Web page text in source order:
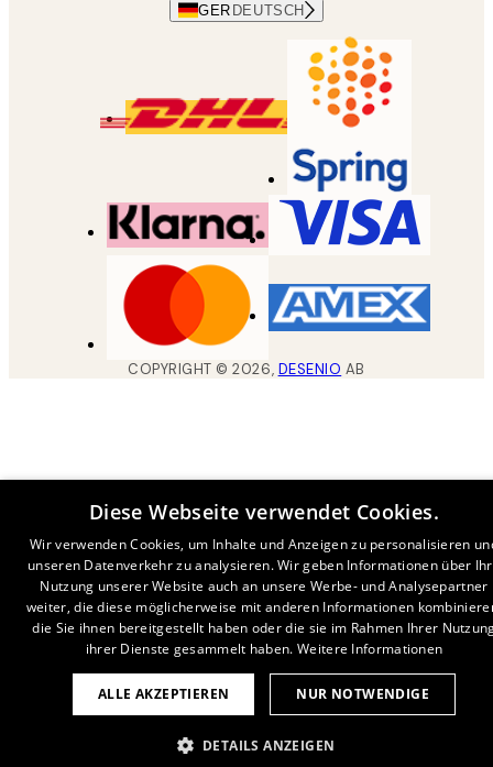
GER DEUTSCH
COPYRIGHT ©2026, DESENIO AB
Diese Webseite verwendet Cookies.
Wir verwenden Cookies, um Inhalte und Anzeigen zu personalisieren
unseren Datenverkehr zu analysieren. Wir geben Informationen über
Nutzung unserer Website auch an unsere Werbe- und Analysepartner
weiter, die diese möglicherweise mit anderen Informationen
die Sie ihnen bereitgestellt haben oder die sie im Rahmen Ihrer
ihrer Dienste gesammelt haben. Weitere Informationen
ALLE AKZEPTIEREN NUR NOTWENDIGE
DETAILS ANZEIGEN